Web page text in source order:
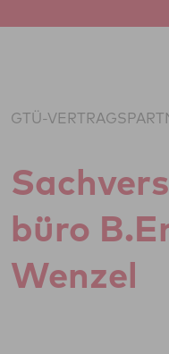
GTÜ-
büro
Wenzel